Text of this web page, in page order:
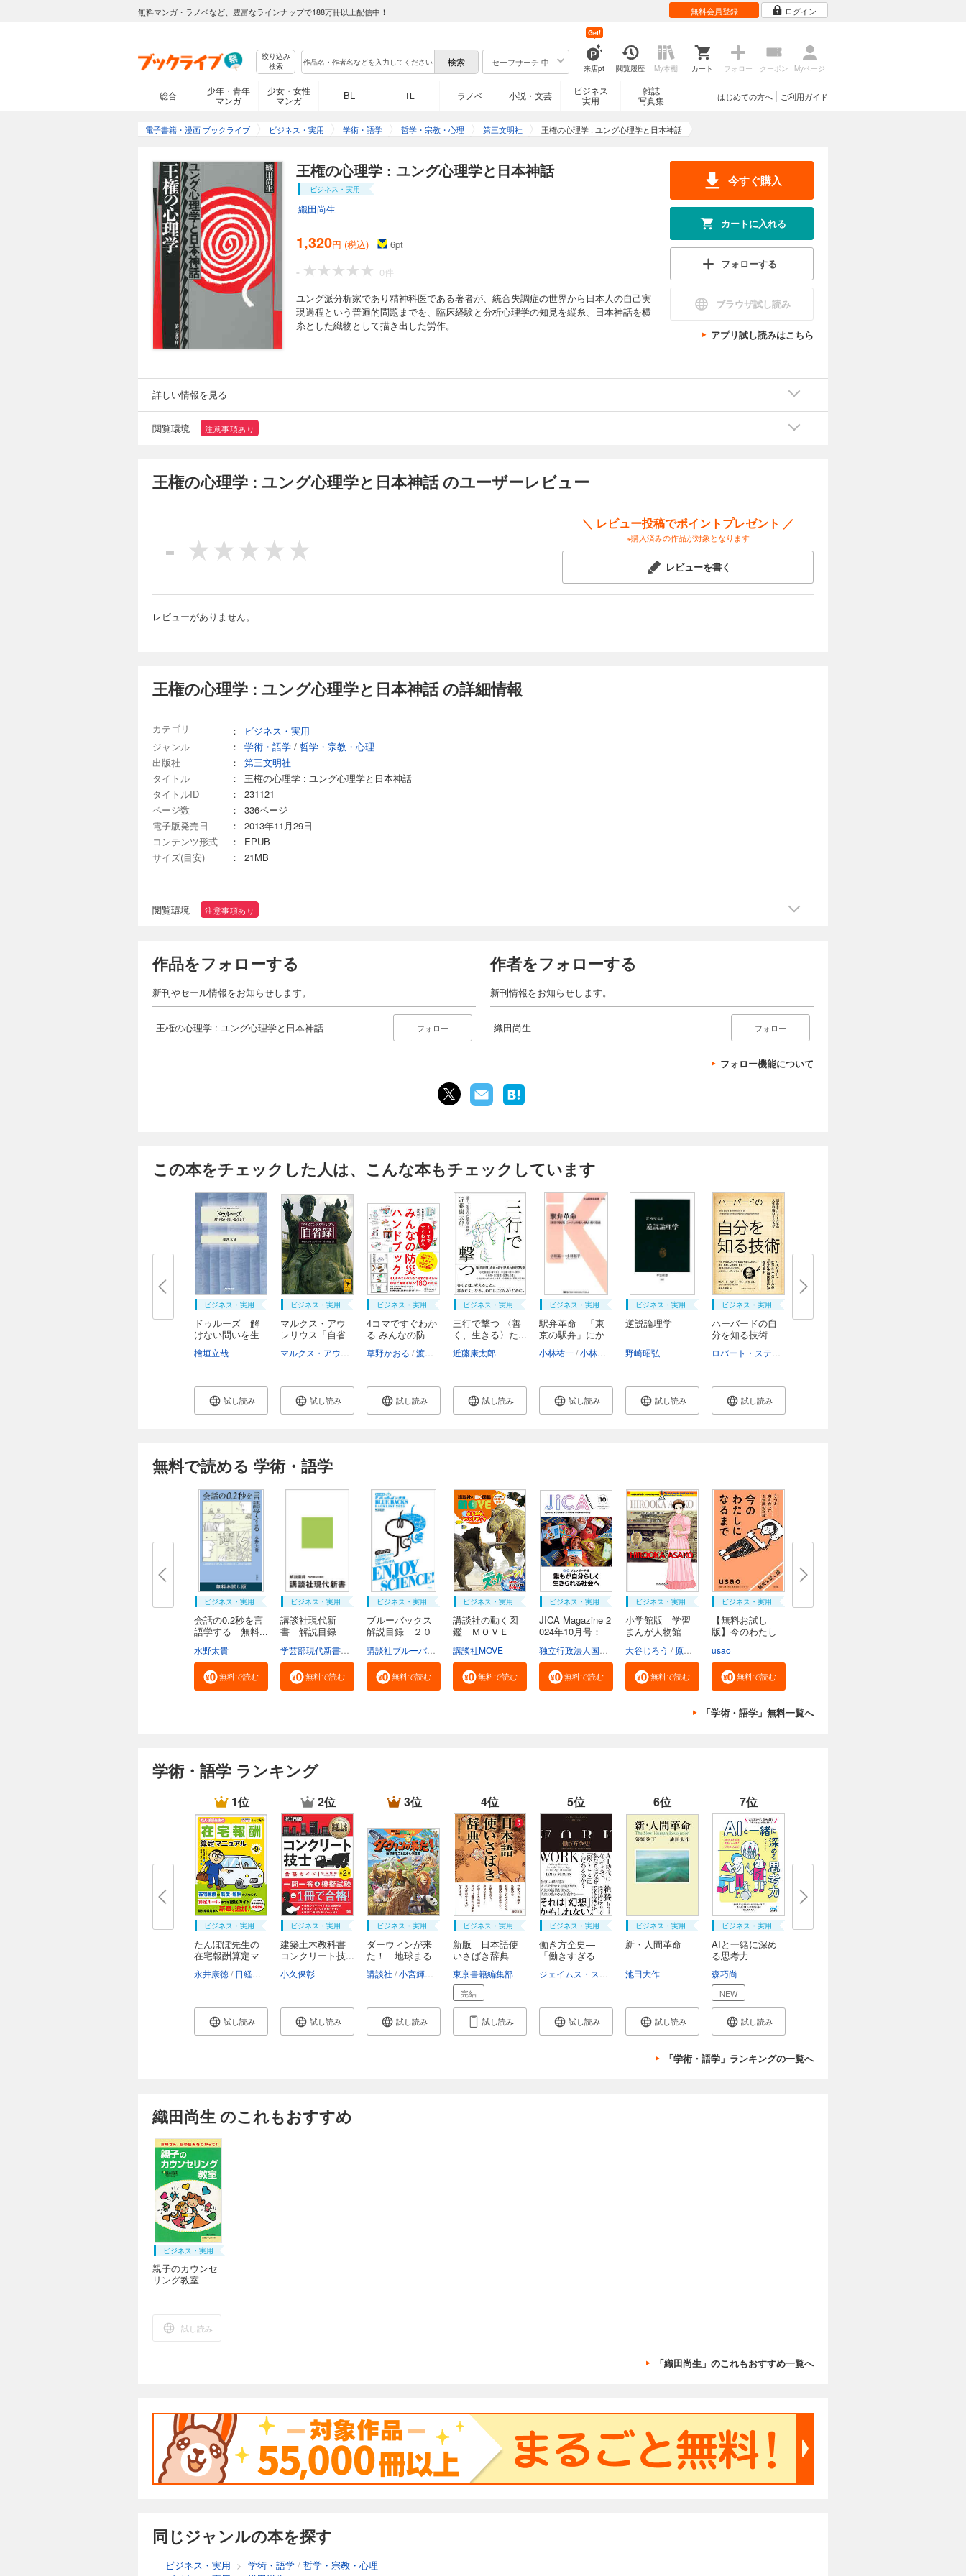
無料マンガ・ラノベなど、豊富なラインナップで188万冊以上配信中！ 無料会員登録 ログイン
絞り込み
検索
セーフサーチ 中
来店pt
Get!
閲覧履歴 My本棚 カート フォロー クーポン Myページ
総合
少年・青年
マンガ
少女・女性
マンガ
BL TL ラノベ 小説・文芸
ビジネス
実用
雑誌
写真集
ご利用ガイド
はじめての方へ
電子書籍・漫画 ブックライブ ビジネス・実用 学術・語学 哲学・宗教・心理 第三文明社 王権の心理学 : ユング心理学と日本神話
王権の心理学 : ユング心理学と日本神話
ビジネス・実用
織田尚生
1,320円 (税込) 6pt
-
0件
ユング派分析家であり精神科医である著者が、統合失調症の世界から日本人の自己実
現過程という普遍的問題までを、臨床経験と分析心理学の知見を縦糸、日本神話を横
糸とした織物として描き出した労作。
今すぐ購入
カートに入れる
フォローする
ブラウザ試し読み
アプリ試し読みはこちら
詳しい情報を見る
閲覧環境 注意事項あり
王権の心理学 : ユング心理学と日本神話 のユーザーレビュー
-
＼ レビュー投稿でポイントプレゼント ／
※購入済みの作品が対象となります
レビューを書く
レビューがありません。
王権の心理学 : ユング心理学と日本神話 の詳細情報
カテゴリ ：
ビジネス・実用
ジャンル
： 学術・語学 / 哲学・宗教・心理
出版社
：
第三文明社
タイトル
：
王権の心理学 : ユング心理学と日本神話
タイトルID
：
231121
ページ数
：
336ページ
電子版発売日
：
2013年11月29日
コンテンツ形式
：
EPUB
サイズ(目安)
： 21MB
閲覧環境 注意事項あり
作品をフォローする
新刊やセール情報をお知らせします。
王権の心理学 : ユング心理学と日本神話 フォロー
作者をフォローする
新刊情報をお知らせします。
織田尚生 フォロー
フォロー機能について
この本をチェックした人は、こんな本もチェックしています
ビジネス・実用
ドゥルーズ 解
けない問いを生
檜垣立哉
試し読み
ビジネス・実用
マルクス・アウ
レリウス「自省
鈴木照雄
試し読み
ビジネス・実用
4コマですぐわか
る みんなの防
草野かおる 渡辺実
試し読み
ビジネス・実用
三行で撃つ 〈善
く、生きる〉た...
近藤康太郎
試し読み
ビジネス・実用
駅弁革命 「東
京の駅弁」にか
小林祐一 小林裕子
試し読み
ビジネス・実用
逆説論理学
野崎昭弘
試し読み
ビジネス・実用
ハーバードの自
分を知る技術
試し読み
無料で読める 学術・語学
ビジネス・実用
会話の0.2秒を言
語学する 無料...
水野太貴
無料で読む
ビジネス・実用
講談社現代新
書 解説目録
無料で読む
ビジネス・実用
ブルーバックス
解説目録 ２０
講談社ブルーバックス
無料で読む
ビジネス・実用
講談社の動く図
鑑 ＭＯＶＥ
講談社MOVE
無料で読む
ビジネス・実用
JICA Magazine 2
024年10月号：
無料で読む
ビジネス・実用
小学館版 学習
まんが人物館
大谷じろう 原口泉
無料で読む
ビジネス・実用
【無料お試し
版】今のわたし
usao
無料で読む
「学術・語学」無料一覧へ
学術・語学 ランキング
1位
ビジネス・実用
たんぽぽ先生の
在宅報酬算定マ
永井康徳 日経ヘルスケア
試し読み
2位
ビジネス・実用
建築土木教科書
コンクリート技...
小久保彰
試し読み
3位
ビジネス・実用
ダーウィンが来
た！ 地球まる
講談社 小宮輝之 宮崎佑介 伊藤弥寿彦 對比地孝亘
試し読み
4位
ビジネス・実用
新版 日本語使
いさばき辞典
東京書籍編集部
完結
試し読み
5位
ビジネス・実用
働き方全史―
「働きすぎる
渡会圭子
試し読み
6位
ビジネス・実用
新・人間革命
池田大作
試し読み
7位
ビジネス・実用
AIと一緒に深め
る思考力
森巧尚
NEW
試し読み
「学術・語学」ランキングの一覧へ
織田尚生 のこれもおすすめ
ビジネス・実用
親子のカウンセ
リング教室
試し読み
「織田尚生」のこれもおすすめ一覧へ
同じジャンルの本を探す
ビジネス・実用 > 学術・語学 / 哲学・宗教・心理